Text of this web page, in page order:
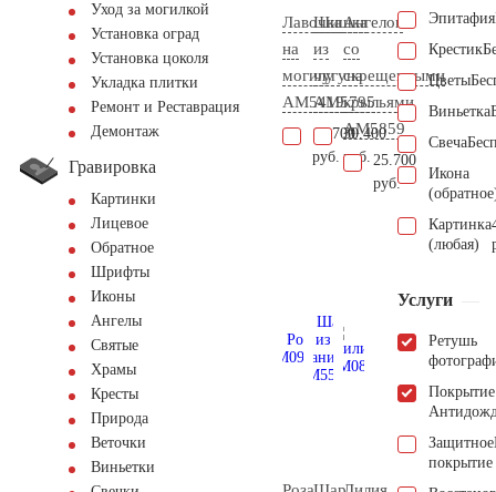
Уход за могилкой
Установка оград
Установка цоколя
Укладка плитки
Ремонт и Реставрация
Демонтаж
Гравировка
Картинки
Лицевое
Обратное
Шрифты
Иконы
Ангелы
Святые
Храмы
Кресты
Природа
Веточки
Виньетки
Лавочка
на
могилу
AM5419
17.700
руб.
Шишка
из
чугуна
AM5795
30.400
руб.
Ангелок
со
скрещенными
крыльями
AM5859
25.700
руб.
Эпитафия
Крестик
Цветы
Виньетка
Свеча
Икона
Картинка
(любая)
Услуги
Ретушь
Покрытие
Защитное
покрытие